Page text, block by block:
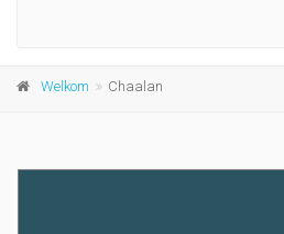
Welkom Chaalan